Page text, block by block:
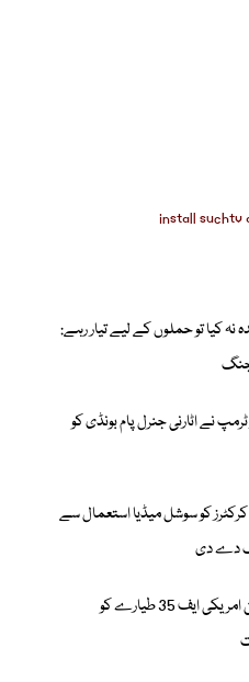
نہ کیا تو حملوں کے لیے تیار رہے:
جنگ
نے اٹارنی جنرل پام بونڈی کو
کو سوشل میڈیا استعمال سے
دے دی
ایران کی فضائی حدود میں جدید ترین امریکی ایف 35 طیارے کو